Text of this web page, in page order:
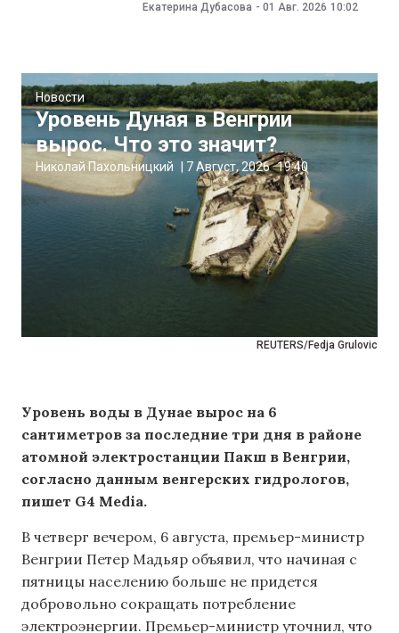
Екатерина Дубасова - 01 Авг. 2026 10:02
REUTERS/Fedja Grulovic
Новости
Уровень Дуная в Венгрии
вырос. Что это значит?
Николай Пахольницкий 7 Август, 2026 19:40
Уровень воды в Дунае вырос на 6
сантиметров за последние три дня в районе
атомной электростанции Пакш в Венгрии,
согласно данным венгерских гидрологов,
пишет G4 Media.
В четверг вечером, 6 августа, премьер-министр
Венгрии Петер Мадьяр объявил, что начиная с
пятницы населению больше не придется
добровольно сокращать потребление
электроэнергии. Премьер-министр уточнил, что